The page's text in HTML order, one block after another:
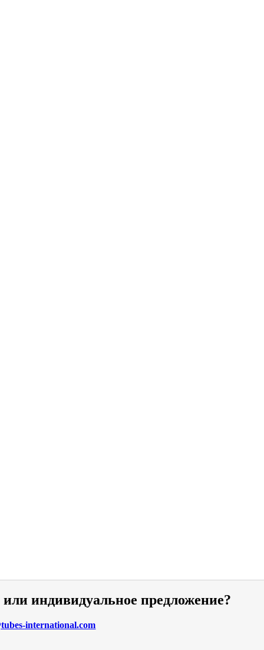
индивидуальное предложение?
international.com